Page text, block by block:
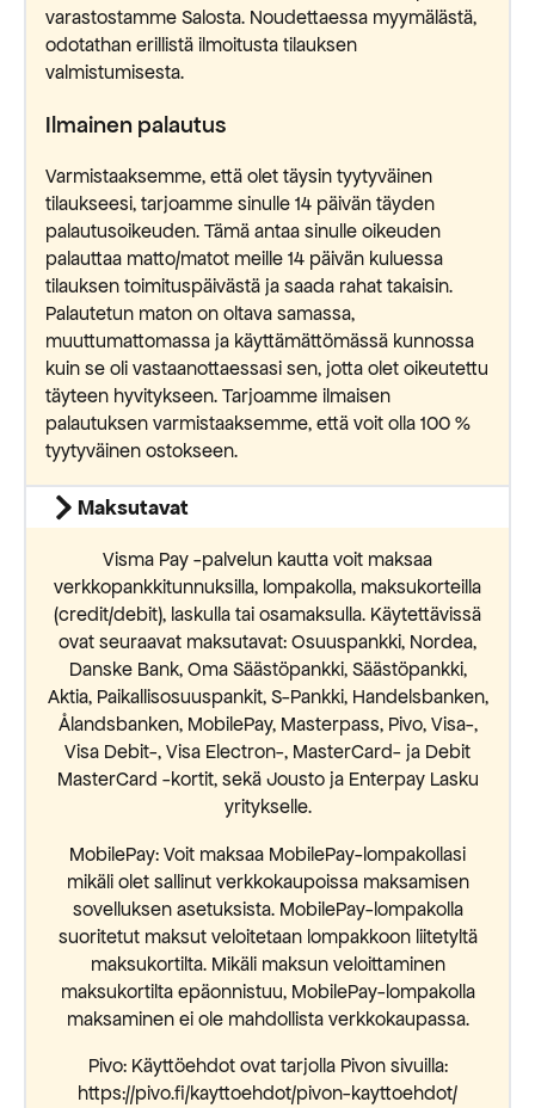
varastostamme Salosta. Noudettaessa myymälästä,
odotathan erillistä ilmoitusta tilauksen
valmistumisesta.
Ilmainen palautus
Varmistaaksemme, että olet täysin tyytyväinen
tilaukseesi, tarjoamme sinulle 14 päivän täyden
palautusoikeuden. Tämä antaa sinulle oikeuden
palauttaa matto/matot meille 14 päivän kuluessa
tilauksen toimituspäivästä ja saada rahat takaisin.
Palautetun maton on oltava samassa,
muuttumattomassa ja käyttämättömässä kunnossa
kuin se oli vastaanottaessasi sen, jotta olet oikeutettu
täyteen hyvitykseen. Tarjoamme ilmaisen
palautuksen varmistaaksemme, että voit olla 100 %
tyytyväinen ostokseen.
Maksutavat
Visma Pay -palvelun kautta voit maksaa
verkkopankkitunnuksilla, lompakolla, maksukorteilla
(credit/debit), laskulla tai osamaksulla. Käytettävissä
ovat seuraavat maksutavat: Osuuspankki, Nordea,
Danske Bank, Oma Säästöpankki, Säästöpankki,
Aktia, Paikallisosuuspankit, S-Pankki, Handelsbanken,
Ålandsbanken, MobilePay, Masterpass, Pivo, Visa-,
Visa Debit-, Visa Electron-, MasterCard- ja Debit
MasterCard -kortit, sekä Jousto ja Enterpay Lasku
yritykselle.
MobilePay: Voit maksaa MobilePay-lompakollasi
mikäli olet sallinut verkkokaupoissa maksamisen
sovelluksen asetuksista. MobilePay-lompakolla
suoritetut maksut veloitetaan lompakkoon liitetyltä
maksukortilta. Mikäli maksun veloittaminen
maksukortilta epäonnistuu, MobilePay-lompakolla
maksaminen ei ole mahdollista verkkokaupassa.
Pivo: Käyttöehdot ovat tarjolla Pivon sivuilla:
https://pivo.fi/kayttoehdot/pivon-kayttoehdot/